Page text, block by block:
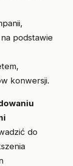
podstawie
konwersji.
do